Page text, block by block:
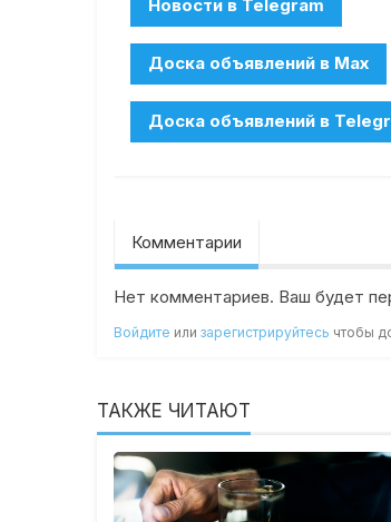
Комментарии
Нет комментариев. Ваш будет
Войдите илизарегистрируйтесь чтобы
ТАКЖЕ ЧИТАЮТ